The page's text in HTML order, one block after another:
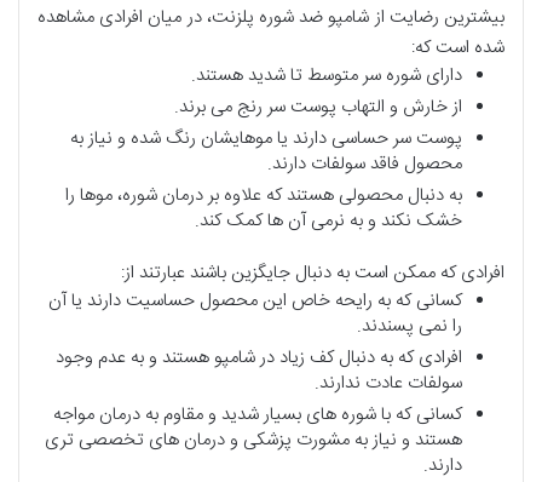
بیشترین رضایت از شامپو ضد شوره پلزنت، در میان افرادی مشاهده
شده است که:
دارای شوره سر متوسط تا شدید هستند.
از خارش و التهاب پوست سر رنج می برند.
پوست سر حساسی دارند یا موهایشان رنگ شده و نیاز به
محصول فاقد سولفات دارند.
به دنبال محصولی هستند که علاوه بر درمان شوره، موها را
خشک نکند و به نرمی آن ها کمک کند.
افرادی که ممکن است به دنبال جایگزین باشند عبارتند از:
کسانی که به رایحه خاص این محصول حساسیت دارند یا آن
را نمی پسندند.
افرادی که به دنبال کف زیاد در شامپو هستند و به عدم وجود
سولفات عادت ندارند.
کسانی که با شوره های بسیار شدید و مقاوم به درمان مواجه
هستند و نیاز به مشورت پزشکی و درمان های تخصصی تری
دارند.